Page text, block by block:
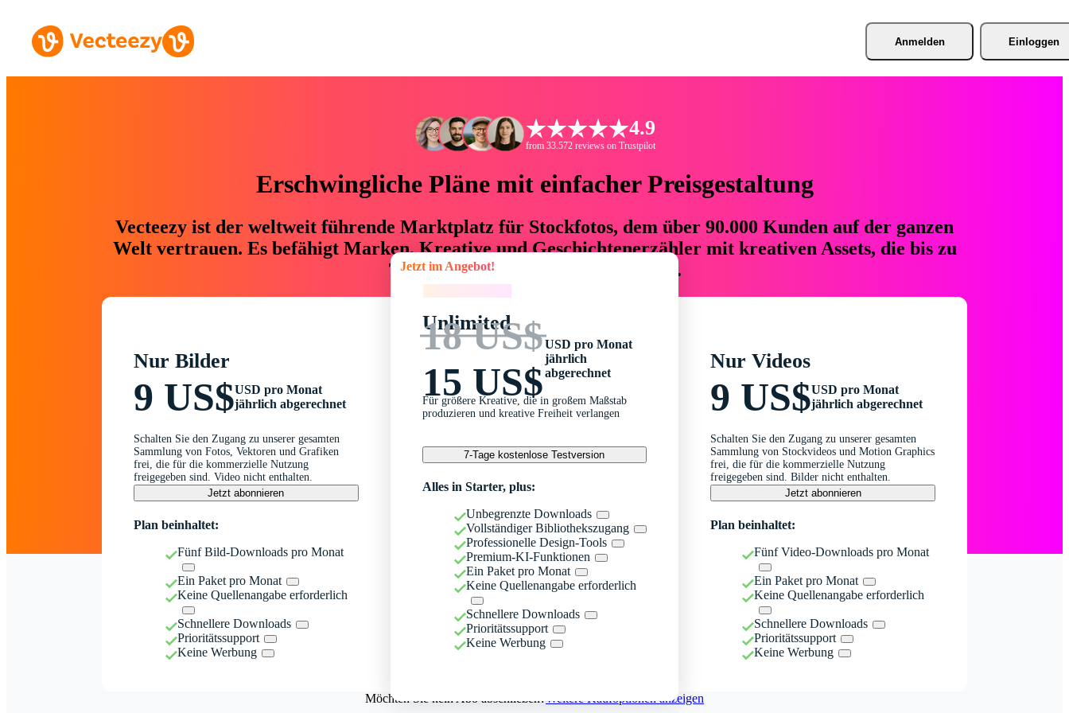
Anmelden Einloggen
4.9
from 33.572 reviews on Trustpilot
Erschwingliche Pläne mit einfacher Preisgestaltung
Vecteezy ist der weltweit führende Marktplatz für Stockfotos, dem über 90.000 Kunden auf der ganzen
Welt vertrauen. Es befähigt Marken, Kreative und Geschichtenerzähler mit kreativen Assets, die bis zu
76 % an Zeit und Budget einsparen.
Nur Bilder
9 US$USD pro Monat
jährlich abgerechnet
Schalten Sie den Zugang zu unserer gesamten
Sammlung von Fotos, Vektoren und Grafiken
frei, die für die kommerzielle Nutzung
freigegeben sind. Video nicht enthalten.
Jetzt abonnieren
Plan beinhaltet:
Fünf Bild-Downloads pro Monat
Ein Paket pro Monat
Keine Quellenangabe erforderlich
Schnellere Downloads
Prioritätssupport
Keine Werbung
Jetzt im Angebot!
Unlimited
18 US$
15 US$
USD pro Monat
jährlich
abgerechnet
Für größere Kreative, die in großem Maßstab
produzieren und kreative Freiheit verlangen
7-Tage kostenlose Testversion
Alles in Starter, plus:
Unbegrenzte Downloads
Vollständiger Bibliothekszugang
Professionelle Design-Tools
Premium-KI-Funktionen
Ein Paket pro Monat
Keine Quellenangabe erforderlich
Schnellere Downloads
Prioritätssupport
Keine Werbung
Nur Videos
9 US$USD pro Monat
jährlich abgerechnet
Schalten Sie den Zugang zu unserer gesamten
Sammlung von Stockvideos und Motion Graphics
frei, die für die kommerzielle Nutzung
freigegeben sind. Bilder nicht enthalten.
Jetzt abonnieren
Plan beinhaltet:
Fünf Video-Downloads pro Monat
Ein Paket pro Monat
Keine Quellenangabe erforderlich
Schnellere Downloads
Prioritätssupport
Keine Werbung
Möchten Sie kein Abo abschließen?Weitere Kaufoptionen anzeigen